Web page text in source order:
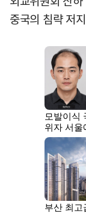
중국의 침략 저